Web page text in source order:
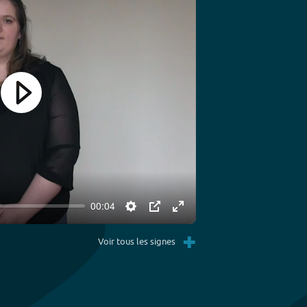
00:04
Settings
PIP Enter
fullscreen
Play
Voir tous les signes +